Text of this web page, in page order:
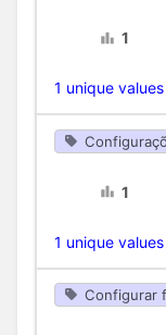
1
1 unique values
1
1 unique values
Configurar